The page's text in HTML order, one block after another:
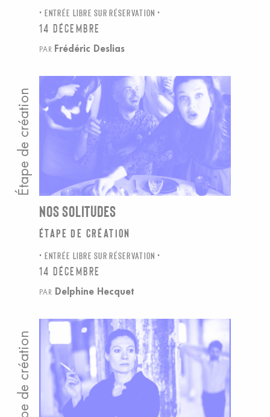
ENTRÉE LIBRE SUR RÉSERVATION
14 décembre
PAR Frédéric Deslias
Étape de création
NOS SOLITUDES
Étape de création
ENTRÉE LIBRE SUR RÉSERVATION
14 décembre
PAR Delphine Hecquet
Étape de création